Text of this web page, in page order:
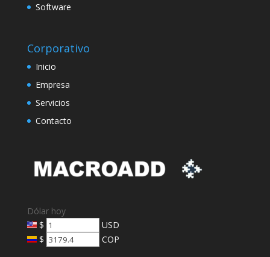
Software
Corporativo
Inicio
Empresa
Servicios
Contacto
Dólar hoy
$
USD
$
COP